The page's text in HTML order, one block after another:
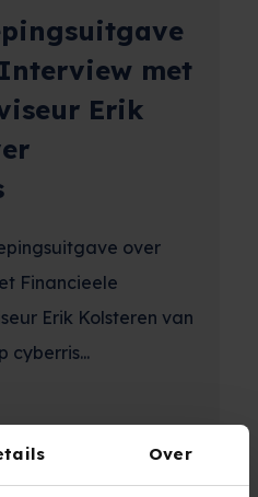
Over
met
Erik
over
Financieele
Erik Kolsteren van
cyberris...